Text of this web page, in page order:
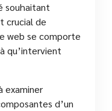
souhaitant
crucial de
web se comporte
qu’intervient
examiner
d’un